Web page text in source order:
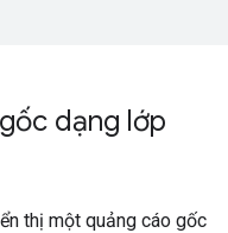
dạng lớp
thị một quảng cáo gốc